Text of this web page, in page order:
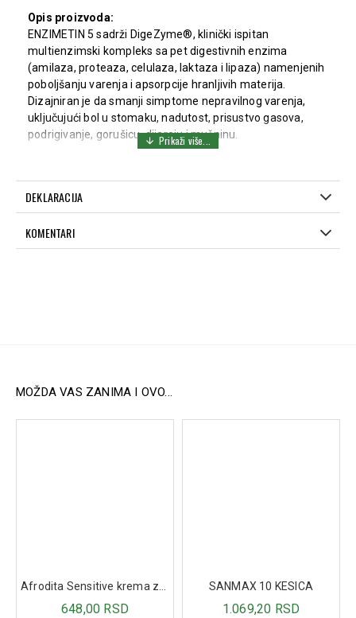
Opis proizvoda:
ENZIMETIN 5 sadrži DigeZyme®, klinički ispitan
multienzimski kompleks sa pet digestivnih enzima
(amilaza, proteaza, celulaza, laktaza i lipaza) namenjenih
poboljšanju varenja i apsorpcije hranljivih materija.
Dizajniran je da smanji simptome nepravilnog varenja,
uključujući bol u stomaku, nadutost, prisustvo gasova,
podrigivanje, gorušicu, dijareju i mučninu.
✔ Otporan na dejstvo želudačne kiseline.
Sastav (po kapsuli):
Odrasli i deca starija od 12 godina:
DEKLARACIJA
KOMENTARI
MOŽDA VAS ZANIMA I OVO...
Afrodita Sensitive krema za depilaciju 100ml
648,00 RSD
SANMAX 10 KESICA
1.069,20 RSD